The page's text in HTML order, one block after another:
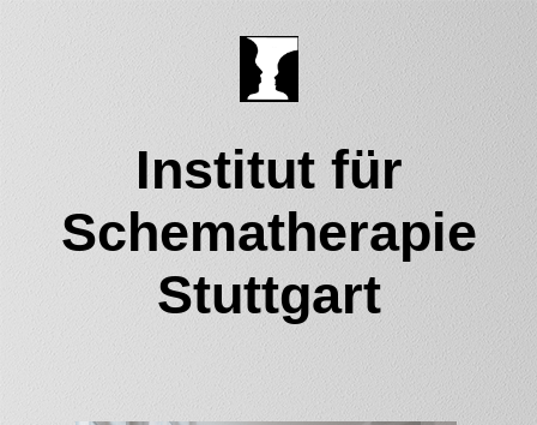
Institut für
Schematherapie
Stuttgart